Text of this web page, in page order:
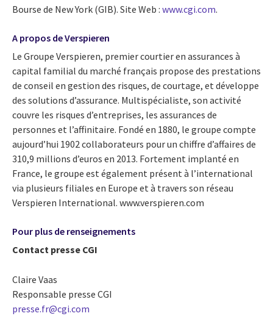
Bourse de New York (GIB). Site Web : www.cgi.com.
A propos de Verspieren
Le Groupe Verspieren, premier courtier en assurances à
capital familial du marché français propose des prestations
de conseil en gestion des risques, de courtage, et développe
des solutions d’assurance. Multispécialiste, son activité
couvre les risques d’entreprises, les assurances de
personnes et l’affinitaire. Fondé en 1880, le groupe compte
aujourd’hui 1902 collaborateurs pour un chiffre d’affaires de
310,9 millions d’euros en 2013. Fortement implanté en
France, le groupe est également présent à l’international
via plusieurs filiales en Europe et à travers son réseau
Verspieren International. www.verspieren.com
Pour plus de renseignements
Contact presse CGI
Claire Vaas
Responsable presse CGI
presse.fr@cgi.com